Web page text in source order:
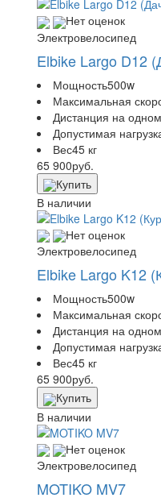
Нет оценок
Электровелосипед
Elbike Largo D12
Мощность500w
Максимальная
Дистанция на
Допустимая
Вес45 кг
65 900руб.
Купить
В наличии
Нет оценок
Электровелосипед
Elbike Largo K12
Мощность500w
Максимальная
Дистанция на
Допустимая
Вес45 кг
65 900руб.
Купить
В наличии
Нет оценок
Электровелосипед
MOTIKO MV7